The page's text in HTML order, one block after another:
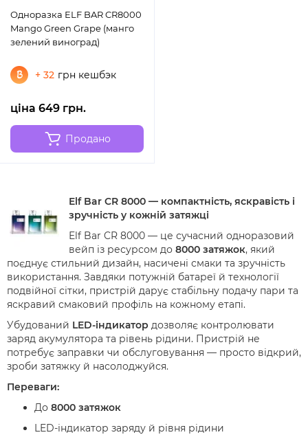
Одноразка ELF BAR CR8000
Mango Green Grape (манго
зелений виноград)
+ 32 грн кешбэк
ціна 649 грн.
Продано
Elf Bar CR 8000 — компактність, яскравість і
зручність у кожній затяжці
Elf Bar CR 8000 — це сучасний одноразовий
вейп із ресурсом до 8000 затяжок, який
поєднує стильний дизайн, насичені смаки та зручність
використання. Завдяки потужній батареї й технології
подвійної сітки, пристрій дарує стабільну подачу пари та
яскравий смаковий профіль на кожному етапі.
Убудований LED-індикатор дозволяє контролювати
заряд акумулятора та рівень рідини. Пристрій не
потребує заправки чи обслуговування — просто відкрий,
зроби затяжку й насолоджуйся.
Переваги:
До 8000 затяжок
LED-індикатор заряду й рівня рідини